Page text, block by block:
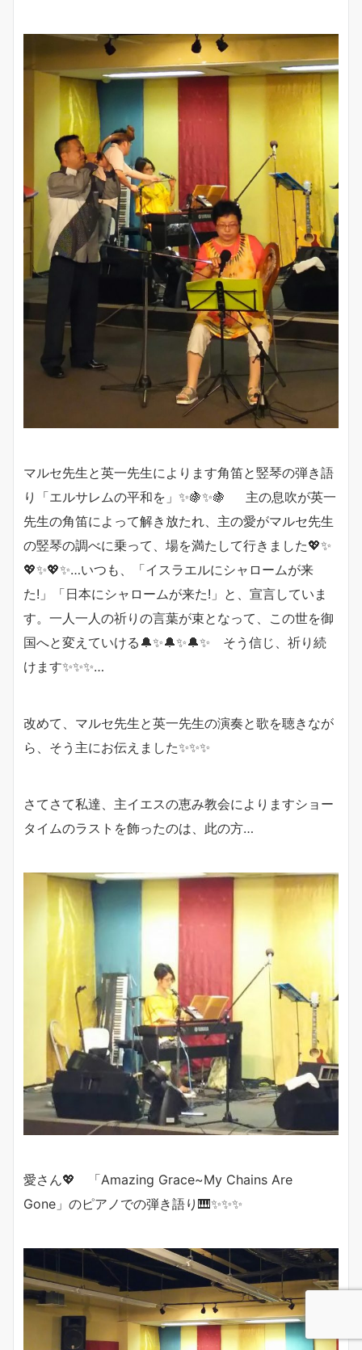
マルセ先生と英一先生によります角笛と竪琴の弾き語
り「エルサレムの平和を」✨🍇✨🍇 主の息吹が英一
先生の角笛によって解き放たれ、主の愛がマルセ先生
の竪琴の調べに乗って、場を満たして行きました💖✨
💖✨💖✨…いつも、「イスラエルにシャロームが来
た!」「日本にシャロームが来た!」と、宣言していま
す。一人一人の祈りの言葉が束となって、この世を御
国へと変えていける🔔✨🔔✨🔔✨ そう信じ、祈り続
けます✨✨✨…
改めて、マルセ先生と英一先生の演奏と歌を聴きなが
ら、そう主にお伝えました✨✨✨
さてさて私達、主イエスの恵み教会によりますショー
タイムのラストを飾ったのは、此の方…
愛さん💖
「Amazing Grace~My Chains Are
Gone」のピアノでの弾き語り🎹✨✨✨